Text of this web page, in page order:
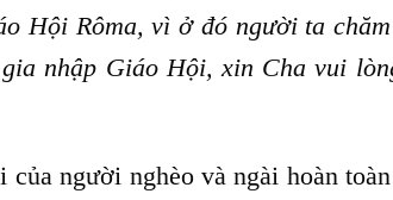
Hội Rôma, vì ở đó người ta
nhập Giáo Hội, xin Cha vui
người nghèo và ngài hoàn